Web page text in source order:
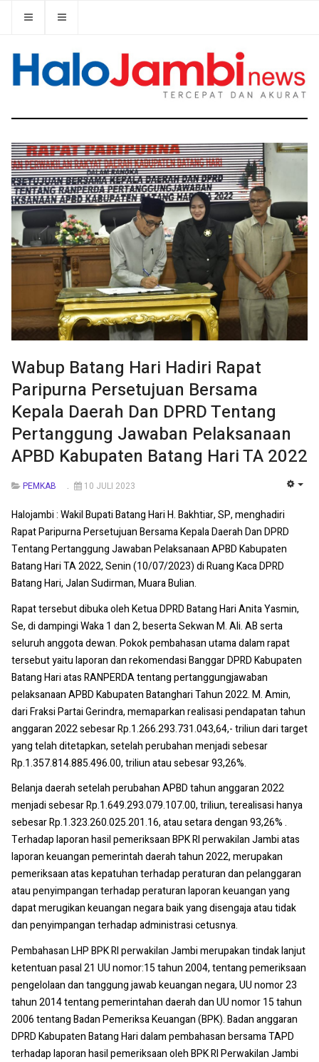
Wabup Batang Hari Hadiri Rapat
Paripurna Persetujuan Bersama
Kepala Daerah Dan DPRD Tentang
Pertanggung Jawaban Pelaksanaan
APBD Kabupaten Batang Hari TA 2022
PEMKAB 10 JULI 2023
Halojambi : Wakil Bupati Batang Hari H. Bakhtiar, SP, menghadiri
Rapat Paripurna Persetujuan Bersama Kepala Daerah Dan DPRD
Tentang Pertanggung Jawaban Pelaksanaan APBD Kabupaten
Batang Hari TA 2022, Senin (10/07/2023) di Ruang Kaca DPRD
Batang Hari, Jalan Sudirman, Muara Bulian.
Rapat tersebut dibuka oleh Ketua DPRD Batang Hari Anita Yasmin,
Se, di dampingi Waka 1 dan 2, beserta Sekwan M. Ali. AB serta
seluruh anggota dewan. Pokok pembahasan utama dalam rapat
tersebut yaitu laporan dan rekomendasi Banggar DPRD Kabupaten
Batang Hari atas RANPERDA tentang pertanggungjawaban
pelaksanaan APBD Kabupaten Batanghari Tahun 2022. M. Amin,
dari Fraksi Partai Gerindra, memaparkan realisasi pendapatan tahun
anggaran 2022 sebesar Rp.1.266.293.731.043,64,- triliun dari target
yang telah ditetapkan, setelah perubahan menjadi sebesar
Rp.1.357.814.885.496.00, triliun atau sebesar 93,26%.
Belanja daerah setelah perubahan APBD tahun anggaran 2022
menjadi sebesar Rp.1.649.293.079.107.00, triliun, terealisasi hanya
sebesar Rp.1.323.260.025.201.16, atau setara dengan 93,26% .
Terhadap laporan hasil pemeriksaan BPK RI perwakilan Jambi atas
laporan keuangan pemerintah daerah tahun 2022, merupakan
pemeriksaan atas kepatuhan terhadap peraturan dan pelanggaran
atau penyimpangan terhadap peraturan laporan keuangan yang
dapat merugikan keuangan negara baik yang disengaja atau tidak
dan penyimpangan terhadap administrasi cetusnya.
Pembahasan LHP BPK RI perwakilan Jambi merupakan tindak lanjut
ketentuan pasal 21 UU nomor:15 tahun 2004, tentang pemeriksaan
pengelolaan dan tanggung jawab keuangan negara, UU nomor 23
tahun 2014 tentang pemerintahan daerah dan UU nomor 15 tahun
2006 tentang Badan Pemeriksa Keuangan (BPK). Badan anggaran
DPRD Kabupaten Batang Hari dalam pembahasan bersama TAPD
terhadap laporan hasil pemeriksaan oleh BPK RI Perwakilan Jambi